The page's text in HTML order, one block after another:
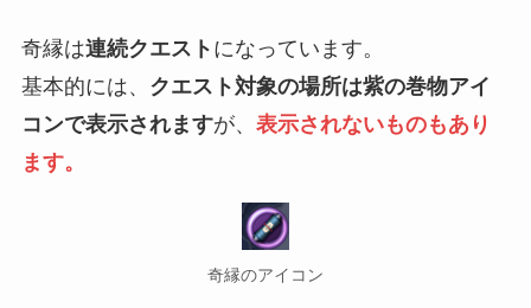
奇縁は連続クエスト になっています。
基本的には、 クエスト対象の場所は紫の巻物アイ
コンで表示されますが、 表示されないものもあり
ます。
奇縁のアイコン